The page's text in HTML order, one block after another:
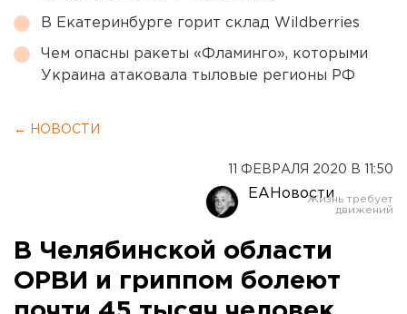
В Екатеринбурге горит склад Wildberries
Чем опасны ракеты «Фламинго», которыми
Украина атаковала тыловые регионы РФ
← НОВОСТИ
11 ФЕВРАЛЯ 2020 В 11:50
ЕАНовости
В Челябинской области
ОРВИ и гриппом болеют